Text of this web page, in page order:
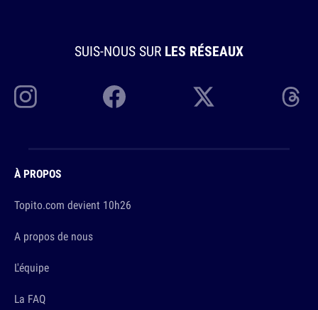
SUIS-NOUS SUR LES RÉSEAUX
À PROPOS
Topito.com devient 10h26
A propos de nous
L'équipe
La FAQ